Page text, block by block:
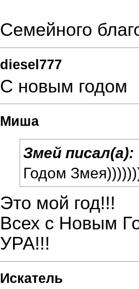
Семейного
diesel777
С новым годом
Миша
Змей писал(а):
Годом
Это мой год!!!
Всех с Новым
УРА!!!
Искатель